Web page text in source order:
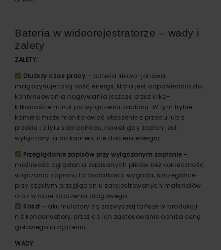
Bateria w wideorejestratorze – wady i
zalety
ZALETY:
Dłuższy czas pracy – bateria litowo-jonowa
magazynuje taką ilość energii, która jest odpowiednia do
kontynuowania nagrywania jeszcze przez kilka-
kilkanaście minut po wyłączeniu zapłonu. W tym trybie
kamera może monitorować otoczenie z przodu lub z
przodu i z tyłu samochodu, nawet gdy zapłon jest
wyłączony, a do kamerki nie dociera energia.
Przeglądanie zapisów przy wyłączonym zapłonie–
możliwość oglądania zapisanych plików bez konieczności
włączania zapłonu to dodatkowa wygoda, szczególnie
przy częstym przeglądaniu zarejestrowanych materiałów
oraz w razie zdarzenia drogowego.
Koszt – akumulatory są zazwyczaj tańsze w produkcji
niż kondensatory, przez co ich zastosowanie obniża cenę
gotowego urządzenia.
WADY: